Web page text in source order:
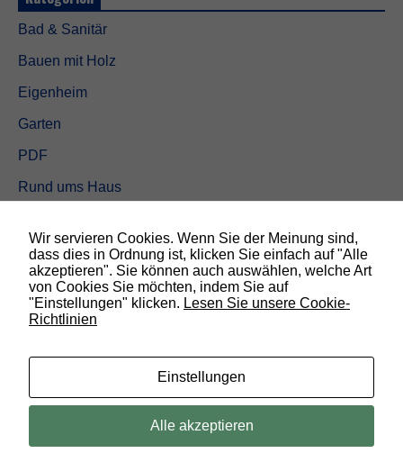
Bad & Sanitär
Bauen mit Holz
Eigenheim
Garten
PDF
Rund ums Haus
Sicherheit
SUCHEN
© 2019 Bauland Magazin Braunschweig, Peine & Wolfsburg. All rights
Wir servieren Cookies. Wenn Sie der Meinung sind,
dass dies in Ordnung ist, klicken Sie einfach auf "Alle
akzeptieren". Sie können auch auswählen, welche Art
von Cookies Sie möchten, indem Sie auf
"Einstellungen" klicken. Lesen Sie unsere Cookie-
Richtlinien
Einstellungen
Alle akzeptieren
t
w
e
n
d
i
g